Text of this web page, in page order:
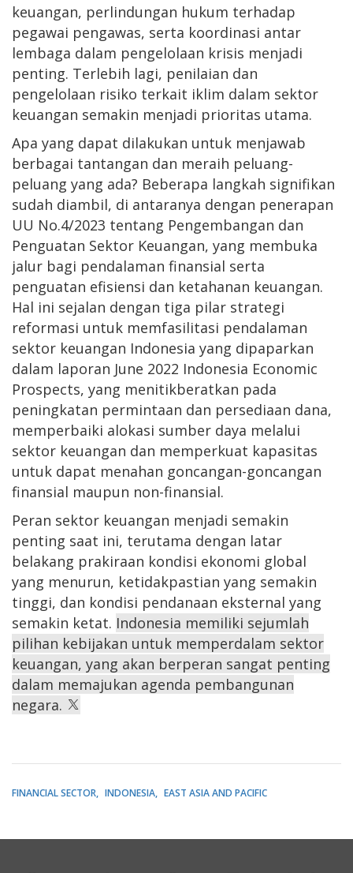
keuangan, perlindungan hukum terhadap
pegawai pengawas, serta koordinasi antar
lembaga dalam pengelolaan krisis menjadi
penting. Terlebih lagi, penilaian dan
pengelolaan risiko terkait iklim dalam sektor
keuangan semakin menjadi prioritas utama.
Apa yang dapat dilakukan untuk menjawab
berbagai tantangan dan meraih peluang-
peluang yang ada? Beberapa langkah signifikan
sudah diambil, di antaranya dengan penerapan
UU No.4/2023 tentang Pengembangan dan
Penguatan Sektor Keuangan, yang membuka
jalur bagi pendalaman finansial serta
penguatan efisiensi dan ketahanan keuangan.
Hal ini sejalan dengan tiga pilar strategi
reformasi untuk memfasilitasi pendalaman
sektor keuangan Indonesia yang dipaparkan
dalam laporan June 2022 Indonesia Economic
Prospects, yang menitikberatkan pada
peningkatan permintaan dan persediaan dana,
memperbaiki alokasi sumber daya melalui
sektor keuangan dan memperkuat kapasitas
untuk dapat menahan goncangan-goncangan
finansial maupun non-finansial.
Peran sektor keuangan menjadi semakin
penting saat ini, terutama dengan latar
belakang prakiraan kondisi ekonomi global
yang menurun, ketidakpastian yang semakin
tinggi, dan kondisi pendanaan eksternal yang
semakin ketat. Indonesia memiliki sejumlah
pilihan kebijakan untuk memperdalam sektor
keuangan, yang akan berperan sangat penting
dalam memajukan agenda pembangunan
negara.
FINANCIAL SECTOR INDONESIA EAST ASIA AND PACIFIC